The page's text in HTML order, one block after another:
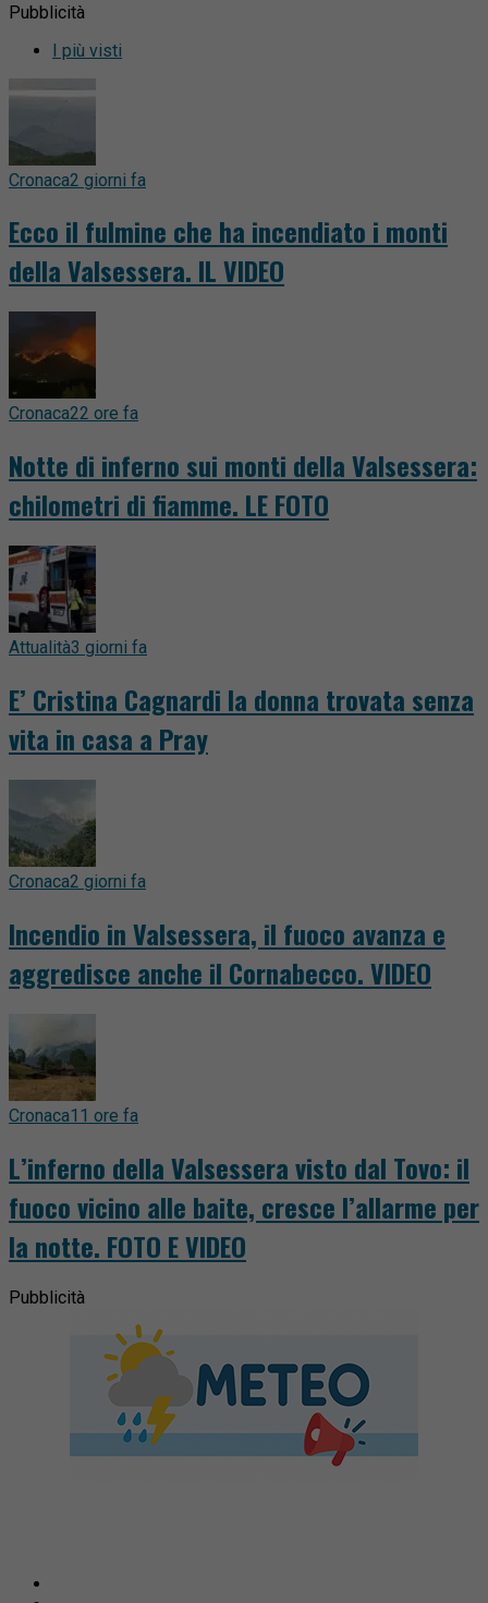
Pubblicità
I più visti
Cronaca2 giorni fa
Ecco il fulmine che ha incendiato i monti
della Valsessera. IL VIDEO
Cronaca22 ore fa
Notte di inferno sui monti della Valsessera:
chilometri di fiamme. LE FOTO
Attualità3 giorni fa
E’ Cristina Cagnardi la donna trovata senza
vita in casa a Pray
Cronaca2 giorni fa
Incendio in Valsessera, il fuoco avanza e
aggredisce anche il Cornabecco. VIDEO
Cronaca11 ore fa
L’inferno della Valsessera visto dal Tovo: il
fuoco vicino alle baite, cresce l’allarme per
la notte. FOTO E VIDEO
Pubblicità